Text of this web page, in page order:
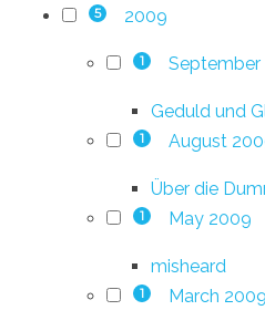
5 2009
1 September
Geduld und
1 August
Über die
1 May 2009
misheard
1 March 2009